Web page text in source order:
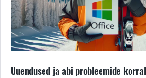
Uuendused ja abi probleemide korral